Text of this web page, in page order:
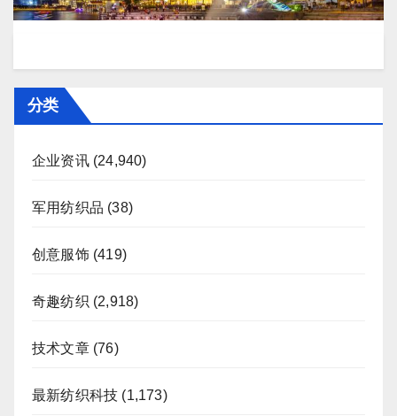
分类
企业资讯(24,940)
军用纺织品 (38)
创意服饰(419)
奇趣纺织 (2,918)
技术文章(76)
最新纺织科技 (1,173)